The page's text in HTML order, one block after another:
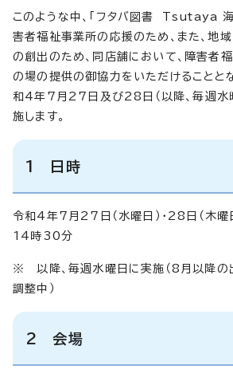
このような中、「フタバ図書 Tsutaya 海
害者福祉事業所の応援のため、また、地
の創出のため、同店舗において、障害者
の場の提供の御協力をいただけることと
和4年7月27日及び28日（以降、毎週水
施します。
1 日時
令和4年7月27日（水曜日）・28日（木
14時30分
※ 以降、毎週水曜日に実施（8月以降の
調整中）
2 会場